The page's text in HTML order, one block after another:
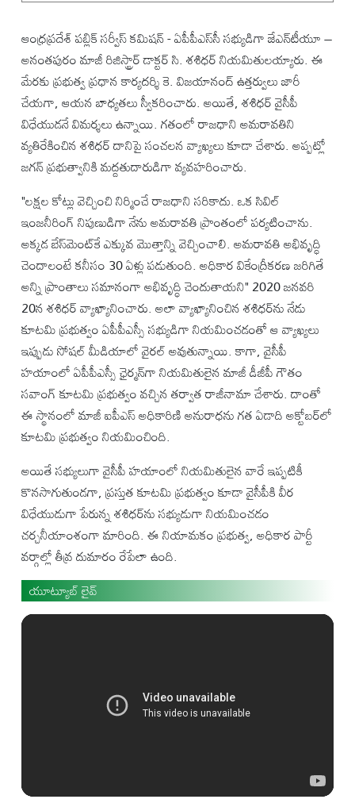
ఆంధ్రప్రదేశ్ పబ్లిక్ సర్వీస్ కమిషన్ - ఏపీపీఎస్‌సీ సభ్యుడిగా జేఎన్‌టీయూ –
అనంతపురం మాజీ రిజిస్ట్రార్ డాక్టర్ సి. శశిధర్ నియమితులయ్యారు. ఈ
మేరకు ప్రభుత్వ ప్రధాన కార్యదర్శి కె. విజయానంద్ ఉత్తర్వులు జారీ
చేయగా, ఆయన బాధ్యతలు స్వీకరించారు. అయితే, శశిధర్ వైసీపీ
విధేయుడనే విమర్శలు ఉన్నాయి. గతంలో రాజధాని అమరావతిని
వ్యతిరేకించిన శశిధర్ దానిపై సంచలన వ్యాఖ్యలు కూడా చేశారు. అప్పట్లో
జగన్ ప్రభుత్వానికి మద్దతుదారుడిగా వ్యవహరించారు.
"లక్షల కోట్లు వెచ్చించి నిర్మించే రాజధాని సరికాదు. ఒక సివిల్
ఇంజనీరింగ్ నిపుణుడిగా నేను అమరావతి ప్రాంతంలో పర్యటించాను.
అక్కడ బేస్‌మెంట్‌కే ఎక్కువ మొత్తాన్ని వెచ్చించాలి. అమరావతి అభివృద్ధి
చెందాలంటే కనీసం 30 ఏళ్లు పడుతుంది. అధికార వికేంద్రీకరణ జరిగితే
అన్ని ప్రాంతాలు సమానంగా అభివృద్ధి చెందుతాయని" 2020 జనవరి
20న శశిధర్ వ్యాఖ్యానించారు. అలా వ్యాఖ్యానించిన శశిధర్‌ను నేడు
కూటమి ప్రభుత్వం ఏపీపీఎస్సీ సభ్యుడిగా నియమించడంతో ఆ వ్యాఖ్యలు
ఇప్పుడు సోషల్ మీడియాలో వైరల్ అవుతున్నాయి. కాగా, వైసీపీ
హయాంలో ఏపీపీఎస్సీ ఛైర్మన్‌గా నియమితులైన మాజీ డీజీపీ గౌతం
సవాంగ్ కూటమి ప్రభుత్వం వచ్చిన తర్వాత రాజీనామా చేశారు. దాంతో
ఈ స్థానంలో మాజీ ఐపీఎస్ అధికారిణి అనురాధను గత ఏడాది అక్టోబర్‌లో
కూటమి ప్రభుత్వం నియమించింది.
అయితే సభ్యులుగా వైసీపీ హయాంలో నియమితులైన వారే ఇప్పటికీ
కొనసాగుతుండగా, ప్రస్తుత కూటమి ప్రభుత్వం కూడా వైసీపీకి వీర
విధేయుడుగా పేరున్న శశిధర్‌ను సభ్యుడుగా నియమించడం
చర్చనీయాంశంగా మారింది. ఈ నియామకం ప్రభుత్వ, అధికార పార్టీ
వర్గాల్లో తీవ్ర దుమారం రేపేలా ఉంది.
యూట్యూబ్ లైవ్